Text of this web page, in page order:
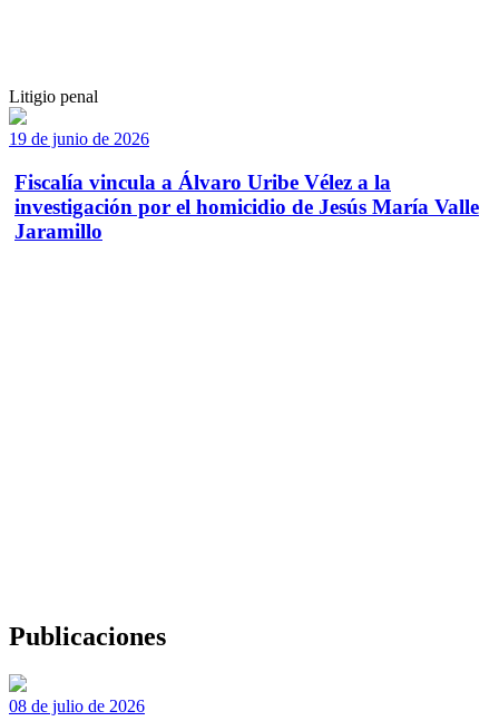
Litigio penal
19 de junio de 2026
Fiscalía vincula a Álvaro Uribe Vélez a la
investigación por el homicidio de Jesús María Valle
Jaramillo
Publicaciones
08 de julio de 2026